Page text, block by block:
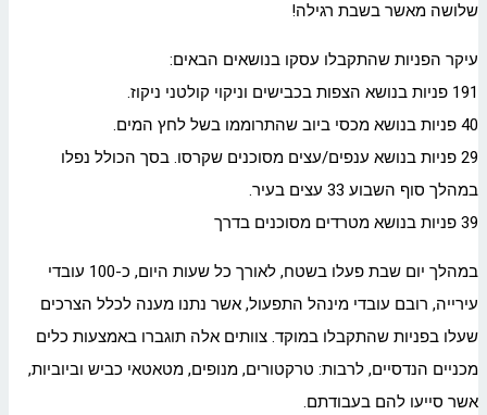
שלושה מאשר בשבת רגילה!
עיקר הפניות שהתקבלו עסקו בנושאים הבאים:
191 פניות בנושא הצפות בכבישים וניקוי קולטני ניקוז.
40 פניות בנושא מכסי ביוב שהתרוממו בשל לחץ המים.
29 פניות בנושא ענפים/עצים מסוכנים שקרסו. בסך הכולל נפלו
במהלך סוף השבוע 33 עצים בעיר.
39 פניות בנושא מטרדים מסוכנים בדרך
במהלך יום שבת פעלו בשטח, לאורך כל שעות היום, כ-100 עובדי
עירייה, רובם עובדי מינהל התפעול, אשר נתנו מענה לכלל הצרכים
שעלו בפניות שהתקבלו במוקד. צוותים אלה תוגברו באמצעות כלים
מכניים הנדסיים, לרבות: טרקטורים, מנופים, מטאטאי כביש וביוביות,
אשר סייעו להם בעבודתם.